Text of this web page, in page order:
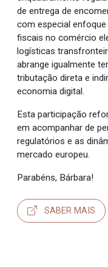
de entrega de
com especial
fiscais no comércio
logísticas
abrange igualmente
tributação direta e
economia digital.
Esta participação
em acompanhar de
regulatórios e as
mercado europeu.
Parabéns, Bárbara!
SABER MAIS